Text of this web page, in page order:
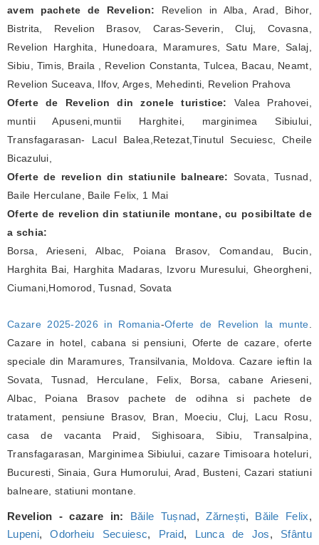
avem pachete de Revelion: Revelion in Alba, Arad, Bihor,
Bistrita, Revelion Brasov, Caras-Severin, Cluj, Covasna,
Revelion Harghita, Hunedoara, Maramures, Satu Mare, Salaj,
Sibiu, Timis, Braila , Revelion Constanta, Tulcea, Bacau, Neamt,
Revelion Suceava, Ilfov, Arges, Mehedinti, Revelion Prahova
Oferte de Revelion din zonele turistice: Valea Prahovei,
muntii Apuseni,muntii Harghitei, marginimea Sibiului,
Transfagarasan- Lacul Balea,Retezat,Tinutul Secuiesc, Cheile
Bicazului,
Oferte de revelion din statiunile balneare: Sovata, Tusnad,
Baile Herculane, Baile Felix, 1 Mai
Oferte de revelion din statiunile montane, cu posibiltate de
a schia:
Borsa, Arieseni, Albac, Poiana Brasov, Comandau, Bucin,
Harghita Bai, Harghita Madaras, Izvoru Muresului, Gheorgheni,
Ciumani,Homorod, Tusnad, Sovata
Cazare 2025-2026 in Romania-Oferte de Revelion la munte.
Cazare in hotel, cabana si pensiuni, Oferte de cazare, oferte
speciale din Maramures, Transilvania, Moldova. Cazare ieftin la
Sovata, Tusnad, Herculane, Felix, Borsa, cabane Arieseni,
Albac, Poiana Brasov pachete de odihna si pachete de
tratament, pensiune Brasov, Bran, Moeciu, Cluj, Lacu Rosu,
casa de vacanta Praid, Sighisoara, Sibiu, Transalpina,
Transfagarasan, Marginimea Sibiului, cazare Timisoara hoteluri,
Bucuresti, Sinaia, Gura Humorului, Arad, Busteni, Cazari statiuni
balneare, statiuni montane.
Revelion - cazare in: Băile Tușnad,Zărnești, Băile Felix,
Lupeni,Odorheiu Secuiesc, Praid, Lunca de Jos, Sfântu